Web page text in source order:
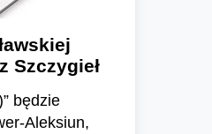
Szczygieł
będzie
Aleksiun,